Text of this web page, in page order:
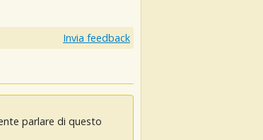
Invia feedback
parlare di questo